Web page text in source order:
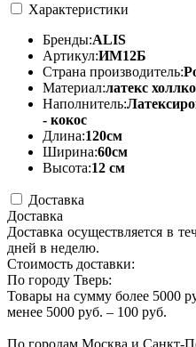
Характеристики
Бренды:ALIS
Артикул:ИМ12Б
Страна производитель:
Материал:латекс
Наполнитель:
- кокос
Длина:120см
Ширина:60см
Высота:12 см
Доставка
Доставка
Доставка осуществляется в
дней в неделю.
Стоимость доставки:
По городу Тверь:
Товары на сумму более
менее 5000 руб. – 100 руб.
По городам Москва и Санкт-